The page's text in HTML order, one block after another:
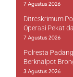
7 Agustus 2026
Ditreskrimum
Operasi Pekat
7 Agustus 2026
Polresta
Berknalpot
3 Agustus 2026